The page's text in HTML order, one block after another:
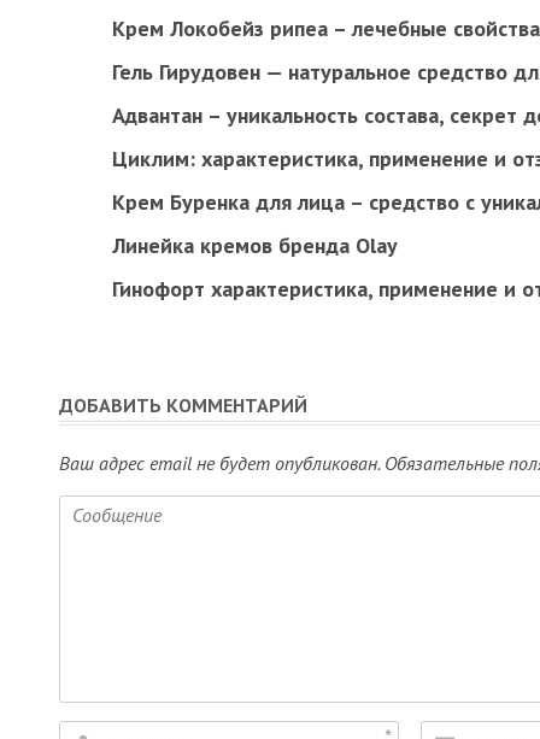
Крем Локобейз рипеа – лечебные
Гель Гирудовен — натуральное средство
Адвантан – уникальность состава, секрет
Циклим: характеристика, применение и
Крем Буренка для лица – средство с
Линейка кремов бренда Olay
Гинофорт характеристика, применение и
ДОБАВИТЬ КОММЕНТАРИЙ
Ваш адрес email не будет опубликован. Обязательные